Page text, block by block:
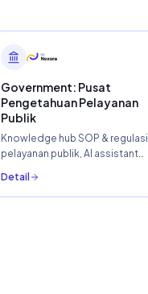
Government: Pusat
Pengetahuan Pelayanan
Publik
Knowledge hub SOP & regulasi
pelayanan publik, AI assistant
akses pengetahuan 3× lebih
cepat.
Detail